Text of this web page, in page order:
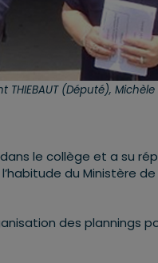
(Député), Michèle
le collège et a su
du Ministère de
des plannings